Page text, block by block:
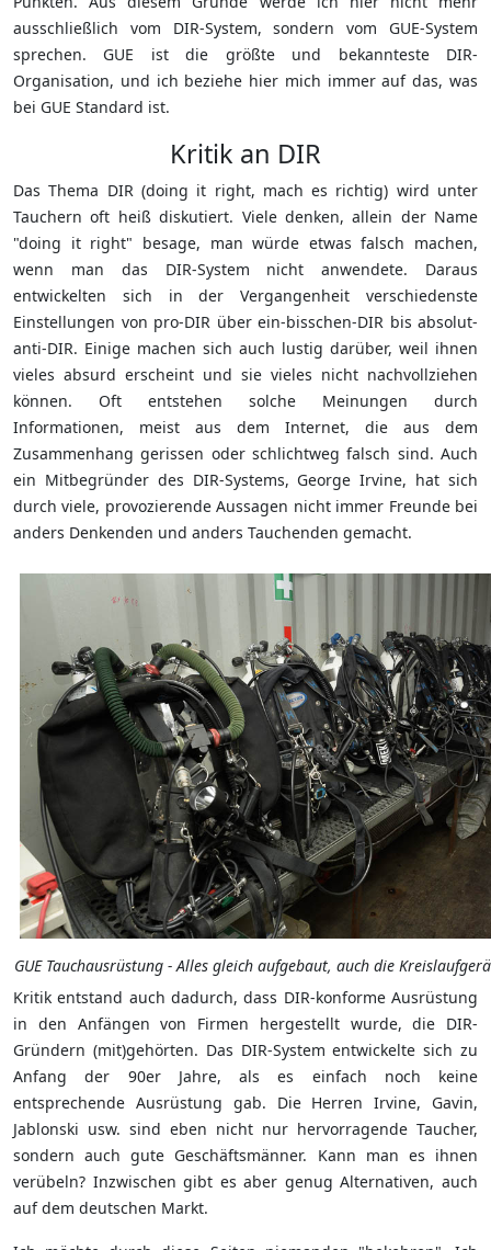
ausschließlich vom DIR-System, sondern vom GUE-System
sprechen. GUE ist die größte und bekannteste DIR-
Organisation, und ich beziehe hier mich immer auf das, was
bei GUE Standard ist.
Kritik an DIR
Das Thema DIR (doing it right, mach es richtig) wird unter
Tauchern oft heiß diskutiert. Viele denken, allein der Name
"doing it right" besage, man würde etwas falsch machen,
wenn man das DIR-System nicht anwendete. Daraus
entwickelten sich in der Vergangenheit verschiedenste
Einstellungen von pro-DIR über ein-bisschen-DIR bis absolut-
anti-DIR. Einige machen sich auch lustig darüber, weil ihnen
vieles absurd erscheint und sie vieles nicht nachvollziehen
können. Oft entstehen solche Meinungen durch
Informationen, meist aus dem Internet, die aus dem
Zusammenhang gerissen oder schlichtweg falsch sind. Auch
ein Mitbegründer des DIR-Systems, George Irvine, hat sich
durch viele, provozierende Aussagen nicht immer Freunde bei
anders Denkenden und anders Tauchenden gemacht.
GUE Tauchausrüstung - Alles gleich aufgebaut, auch die
Kritik entstand auch dadurch, dass DIR-konforme Ausrüstung
in den Anfängen von Firmen hergestellt wurde, die DIR-
Gründern (mit)gehörten. Das DIR-System entwickelte sich zu
Anfang der 90er Jahre, als es einfach noch keine
entsprechende Ausrüstung gab. Die Herren Irvine, Gavin,
Jablonski usw. sind eben nicht nur hervorragende Taucher,
sondern auch gute Geschäftsmänner. Kann man es ihnen
verübeln? Inzwischen gibt es aber genug Alternativen, auch
auf dem deutschen Markt.